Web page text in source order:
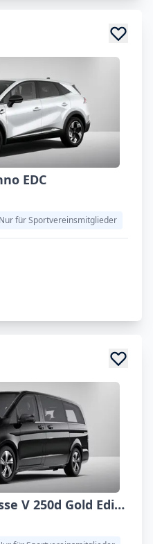
EDC
Nur für Sportvereinsmitglieder
Mercedes-Benz V-Klasse V 250d Gold Edition Lang Avantgarde